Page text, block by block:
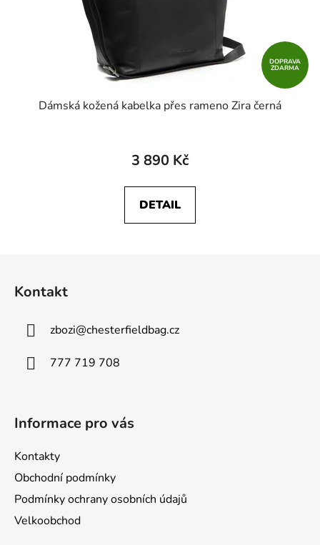
DOPRAVA
ZDARMA
Dámská kožená kabelka přes rameno Zira černá
3 890 Kč
DETAIL
Kontakt
zbozi@chesterfieldbag.cz
777 719 708
Informace pro vás
Kontakty
Obchodní podmínky
Podmínky ochrany osobních údajů
Velkoobchod